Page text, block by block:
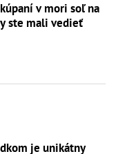
v mori soľ na
ste mali vedieť
je unikátny